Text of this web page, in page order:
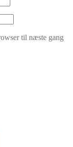
til næste gang